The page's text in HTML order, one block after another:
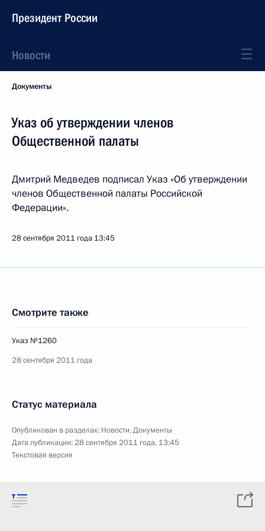
Президент России
Новости
Документы
Указ об утверждении членов
Общественной палаты
Дмитрий Медведев подписал Указ «Об утверждении
членов Общественной палаты Российской
Федерации».
28 сентября 2011 года 13:45
Смотрите также
Указ №1260
28 сентября 2011 года
Статус материала
Опубликован в разделах: Новости,Документы
Дата публикации:28 сентября 2011 года, 13:45
Текстовая версия